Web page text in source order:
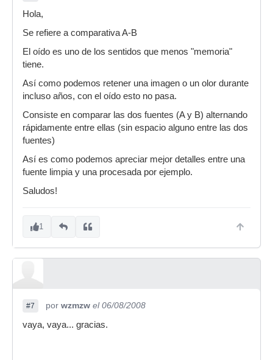
Hola,
Se refiere a comparativa A-B
El oído es uno de los sentidos que menos "memoria"
tiene.
Así como podemos retener una imagen o un olor durante
incluso años, con el oído esto no pasa.
Consiste en comparar las dos fuentes (A y B) alternando
rápidamente entre ellas (sin espacio alguno entre las dos
fuentes)
Así es como podemos apreciar mejor detalles entre una
fuente limpia y una procesada por ejemplo.
Saludos!
1
#7 por wzmzw el 06/08/2008
vaya, vaya... gracias.